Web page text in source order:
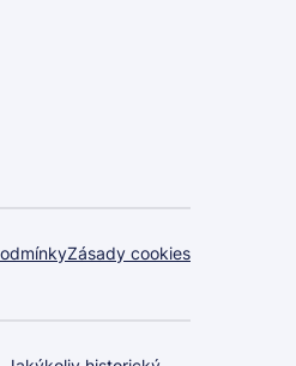
Zásady cookies